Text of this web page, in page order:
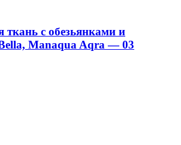
ткань с обезьянками и
Manaqua Aqra — 03